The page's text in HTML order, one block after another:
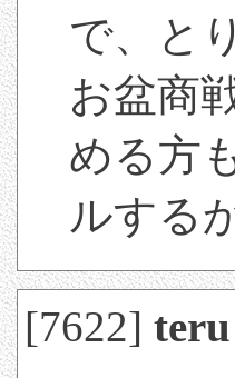
で、と
お盆商
める方
ルする
[7622]